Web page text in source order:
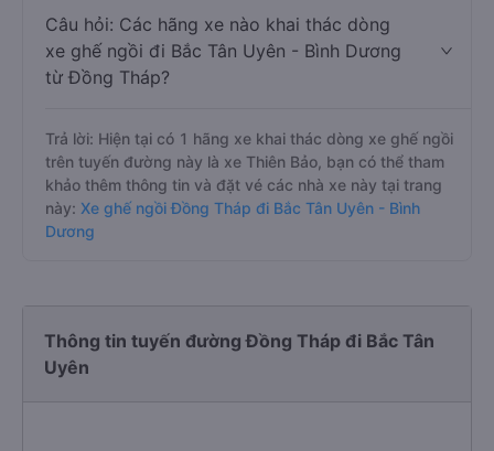
Câu hỏi: Các hãng xe nào khai thác dòng
xe ghế ngồi đi Bắc Tân Uyên - Bình Dương
từ Đồng Tháp?
Trả lời: Hiện tại có 1 hãng xe khai thác dòng xe ghế ngồi
trên tuyến đường này là xe Thiên Bảo, bạn có thể tham
khảo thêm thông tin và đặt vé các nhà xe này tại trang
này: Xe ghế ngồi Đồng Tháp đi Bắc Tân Uyên - Bình
Dương
Thông tin tuyến đường Đồng Tháp đi Bắc Tân
Uyên